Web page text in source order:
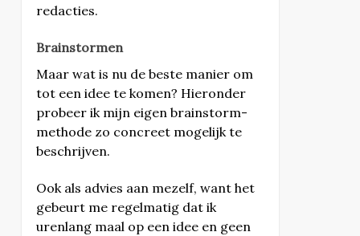
redacties.
Brainstormen
Maar wat is nu de beste manier om
tot een idee te komen? Hieronder
probeer ik mijn eigen brainstorm-
methode zo concreet mogelijk te
beschrijven.
Ook als advies aan mezelf, want het
gebeurt me regelmatig dat ik
urenlang maal op een idee en geen